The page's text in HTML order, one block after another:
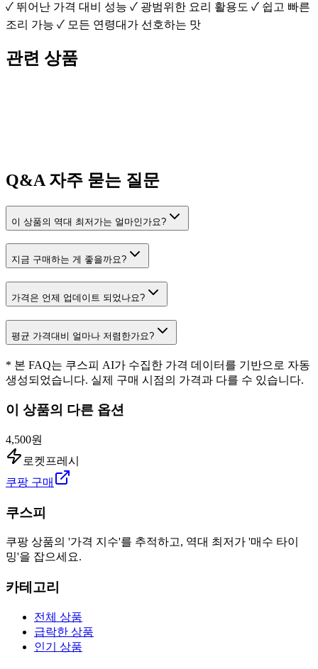
✓ 뛰어난 가격 대비 성능 ✓ 광범위한 요리 활용도 ✓ 쉽고 빠른
조리 가능 ✓ 모든 연령대가 선호하는 맛
관련 상품
Q&A 자주 묻는 질문
이 상품의 역대 최저가는 얼마인가요?
지금 구매하는 게 좋을까요?
가격은 언제 업데이트 되었나요?
평균 가격대비 얼마나 저렴한가요?
* 본 FAQ는 쿠스피 AI가 수집한 가격 데이터를 기반으로 자동
생성되었습니다. 실제 구매 시점의 가격과 다를 수 있습니다.
이 상품의 다른 옵션
4,500원
로켓프레시
쿠팡 구매
쿠스피
쿠팡 상품의 '가격 지수'를 추적하고, 역대 최저가 '매수 타이
밍'을 잡으세요.
카테고리
전체 상품
급락한 상품
인기 상품